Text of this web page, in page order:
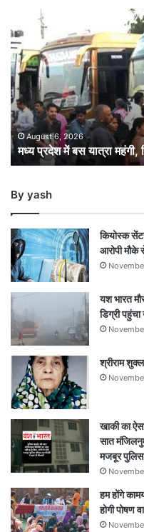
प्रदेश
में
बस
यात्रा
महंगी,
किराया
75
पैसे
प्रति
किलोमीटर
August 6, 2026
मध्य प्रदेश में बस यात्रा महंगी,
By yash
कियोस्क
आरोपी
यश भारत
डिग्री
श्रीराम
खाकी का
सात
मजबूर पुलिस
हम होंगे
होगी पोषण